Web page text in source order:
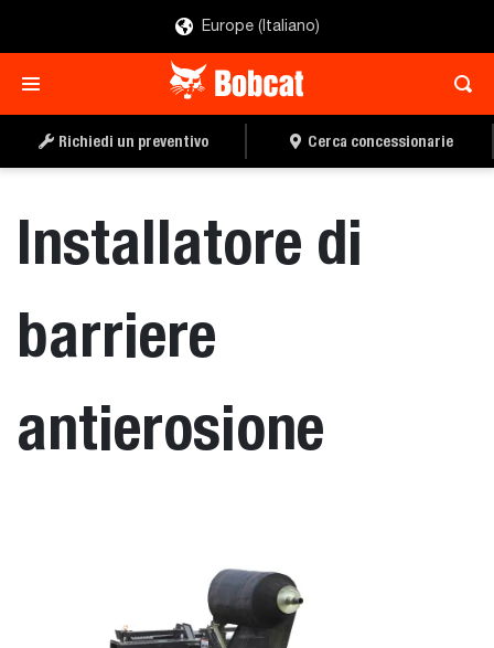
Europe (Italiano)
Richiedi un preventivo Cerca concessionarie
Installatore di
barriere
antierosione
CERCA UN